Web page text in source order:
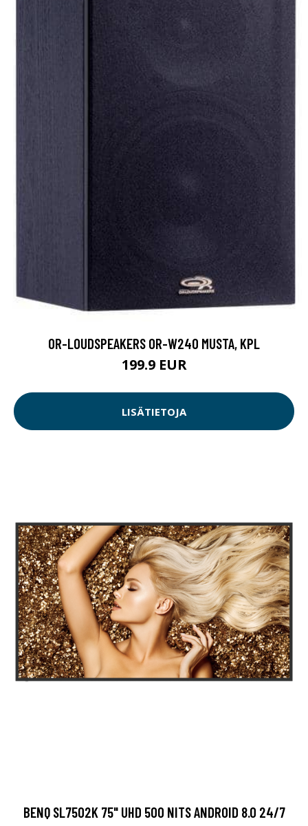
OR-LOUDSPEAKERS OR-W240 MUSTA, KPL
199.9 EUR
LISÄTIETOJA
BENQ SL7502K 75" UHD 500 NITS ANDROID 8.0 24/7